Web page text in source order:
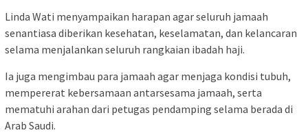
Linda Wati menyampaikan harapan agar seluruh jamaah
senantiasa diberikan kesehatan, keselamatan, dan kelancaran
selama menjalankan seluruh rangkaian ibadah haji.
Ia juga mengimbau para jamaah agar menjaga kondisi tubuh,
mempererat kebersamaan antarsesama jamaah, serta
mematuhi arahan dari petugas pendamping selama berada di
Arab Saudi.